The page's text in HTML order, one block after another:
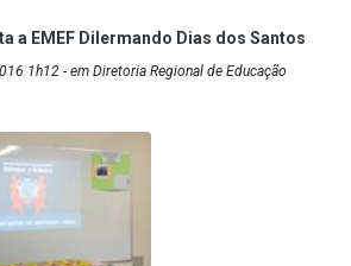
a EMEF Dilermando Dias dos Santos
1h12 - em Diretoria Regional de Educação